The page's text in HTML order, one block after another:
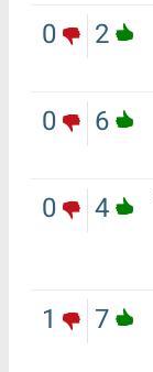
2
0
6
0
4
0
7
1